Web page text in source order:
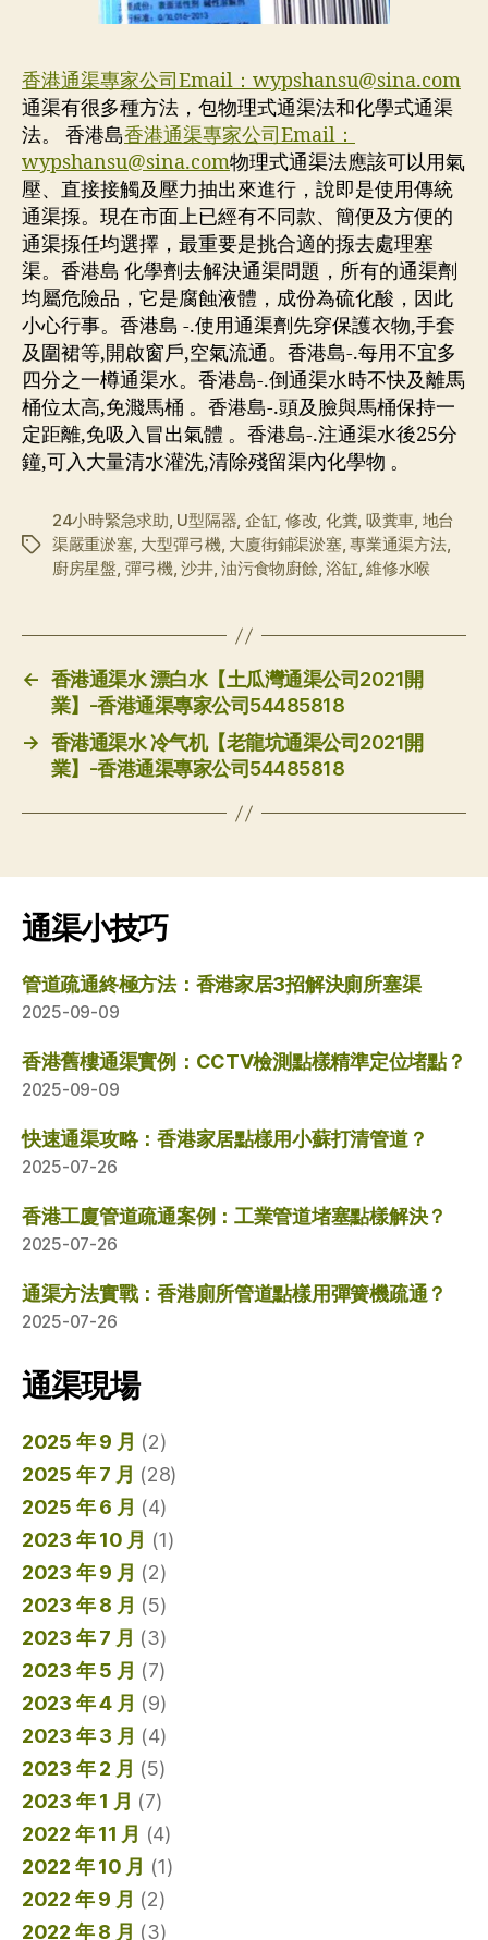
香港通渠專家公司Email： wypshansu@sina.com
通渠有很多種方法，包物理式通渠法和化學式通渠
法。 香港島香港通渠專家公司Email：
wypshansu@sina.com物理式通渠法應該可以用氣
壓、直接接觸及壓力抽出來進行，說即是使用傳統
通渠揼。現在市面上已經有不同款、簡便及方便的
通渠揼任均選擇，最重要是挑合適的揼去處理塞
渠。香港島 化學劑去解決通渠問題，所有的通渠劑
均屬危險品，它是腐蝕液體，成份為硫化酸，因此
小心行事。香港島 -.使用通渠劑先穿保護衣物,手套
及圍裙等,開啟窗戶,空氣流通。香港島-.每用不宜多
四分之一樽通渠水。香港島-.倒通渠水時不快及離馬
桶位太高,免濺馬桶 。香港島-.頭及臉與馬桶保持一
定距離,免吸入冒出氣體 。香港島-.注通渠水後25分
鐘,可入大量清水灌洗,清除殘留渠內化學物 。
标
24小時緊急求助, U型隔器, 企缸, 修改, 化糞, 吸糞車, 地台
渠嚴重淤塞, 大型彈弓機, 大廈街鋪渠淤塞,專業通渠方法,
廚房星盤, 彈弓機,沙井,油污食物廚餘,浴缸,維修水喉
← 香港通渠水 漂白水【土瓜灣通渠公司2021開
業】-香港通渠專家公司54485818
→ 香港通渠水 冷气机【老龍坑通渠公司2021開
業】-香港通渠專家公司54485818
通渠小技巧
管道疏通終極方法：香港家居3招解決廁所塞渠
2025-09-09
香港舊樓通渠實例：CCTV檢測點樣精準定位堵點？
2025-09-09
快速通渠攻略：香港家居點樣用小蘇打清管道？
2025-07-26
香港工廈管道疏通案例：工業管道堵塞點樣解決？
2025-07-26
通渠方法實戰：香港廁所管道點樣用彈簧機疏通？
2025-07-26
通渠現場
2025 年 9 月 (2)
2025 年 7 月 (28)
2025 年 6 月 (4)
2023 年 10 月 (1)
2023 年 9 月 (2)
2023 年 8 月 (5)
2023 年 7 月 (3)
2023 年 5 月 (7)
2023 年 4 月 (9)
2023 年 3 月 (4)
2023 年 2 月 (5)
2023 年 1 月 (7)
2022 年 11 月 (4)
2022 年 10 月 (1)
2022 年 9 月 (2)
2022 年 8 月 (3)